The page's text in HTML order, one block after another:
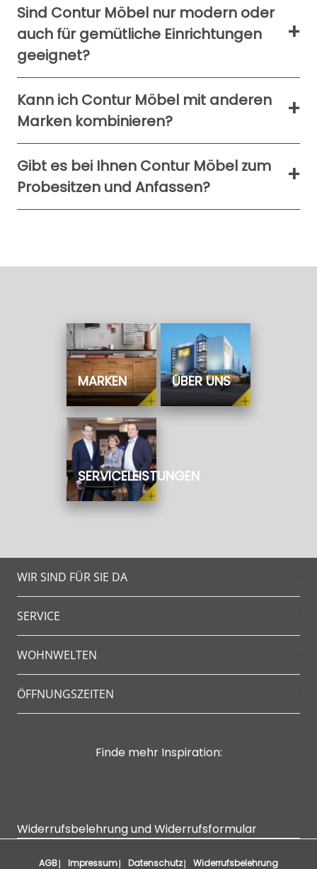
Ausführungen und Zusammenstellungen an Ihren
Raum anpassen. Wir planen mit Ihnen gemeinsam,
welche Elemente Sie benötigen.
Sind Contur Möbel nur modern oder
auch für gemütliche Einrichtungen
geeignet?
sich aber durch Wohnaccessoires, Teppiche und
passende Kombinationen sehr gemütlich gestalten.
Kann ich Contur Möbel mit anderen
Marken kombinieren?
kombinieren. Wir achten darauf, dass Proportionen,
Materialien und Farben zu einem stimmigen
Gibt es bei Ihnen Contur Möbel zum
Probesitzen und Anfassen?
MARKEN ÜBER UNS
SERVICELEISTUNGEN
WIR SIND FÜR SIE DA
SERVICE
WOHNWELTEN
ÖFFNUNGSZEITEN
Finde mehr Inspiration:
Widerrufsbelehrung und Widerrufsformular
AGB Impressum Datenschutz Widerrufsbelehrung